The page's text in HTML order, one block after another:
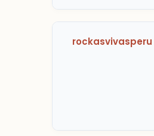
rockasvivasperu